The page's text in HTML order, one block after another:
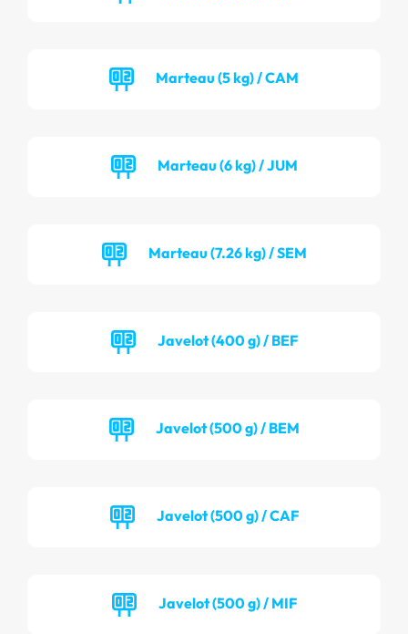
Marteau (5 kg) / CAM
Marteau (6 kg) / JUM
Marteau (7.26 kg) / SEM
Javelot (400 g) / BEF
Javelot (500 g) / BEM
Javelot (500 g) / CAF
Javelot (500 g) / MIF